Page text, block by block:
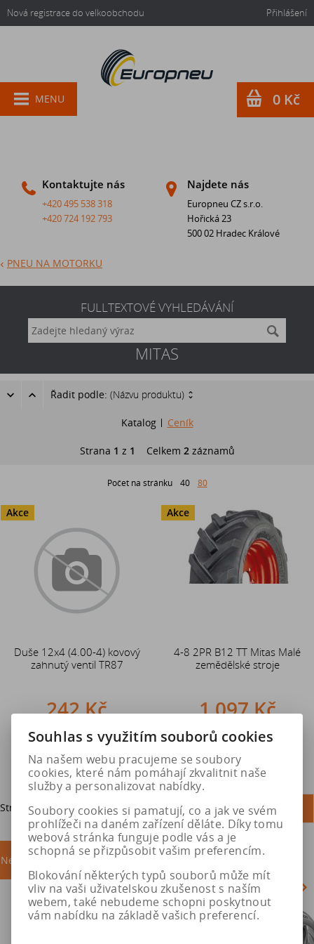
Nová registrace do velkoobchodu Přihlášení
Kontaktujte nás
+420 495 538 318
+420 724 192 793
Najdete nás
Europneu CZ s.r.o.
Hořická 23
500 02 Hradec Králové
MENU 0 Kč
PNEU NA MOTORKU
FULLTEXTOVÉ VYHLEDÁVÁNÍ
MITAS
Řadit podle: (Názvu produktu)
Katalog Ceník
Strana 1 z 1 Celkem 2záznamů
Počet na stránku 40 80
Akce
Duše 12x4 (4.00-4) kovový
zahnutý ventil TR87
242 Kč
Do košíku
Akce
4-8 2PR B12 TT Mitas Malé
zemědělské stroje
1 097 Kč
Do košíku
Strana1z1Celkem2záznamů
Nejprodávanější akce
Akce
Souhlas s využitím souborů cookies
Na našem webu pracujeme se soubory
cookies, které nám pomáhají zkvalitnit naše
služby a personalizovat nabídky.
Soubory cookies si pamatují, co a jak ve svém
prohlížeči na daném zařízení děláte. Díky tomu
webová stránka funguje podle vás a je
schopná se přizpůsobit vašim preferencím.
Blokování některých typů souborů může mít
vliv na vaši uživatelskou zkušenost s naším
webem, také nebudeme schopni poskytnout
vám nabídku na základě vašich preferencí.